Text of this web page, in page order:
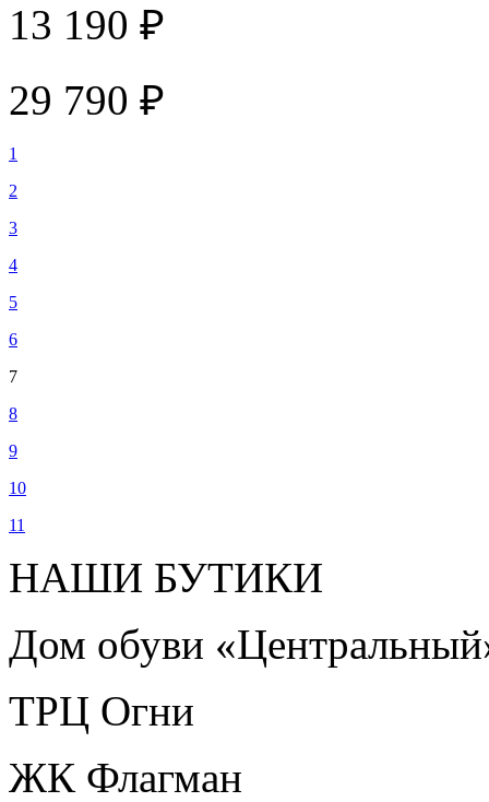
13 190 ₽
29 790 ₽
1
2
3
4
5
6
7
8
9
10
11
НАШИ БУТИКИ
Дом обуви
ТРЦ Огни
ЖК Флагман